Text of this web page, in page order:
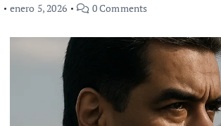
enero 5, 2026 0 Comments